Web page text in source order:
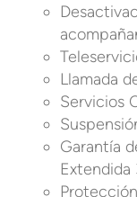
Llamada
Servicios
Garantía